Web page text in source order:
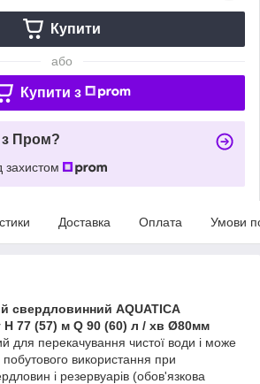
Купити
або
Купити з
з Пром?
захистом
Доставка Оплата Умови
свердловинний AQUATICA
H 77 (57) м Q 90 (60) л / хв Ø80мм
для перекачування чистої води і може
використання при
і резервуарів (обов'язкова